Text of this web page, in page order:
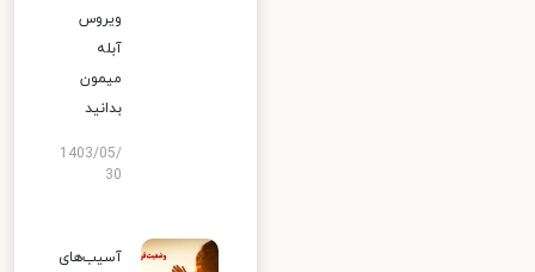
ویروس
آبله
میمون
بدانید
1403/05/
30
آسیب‌های